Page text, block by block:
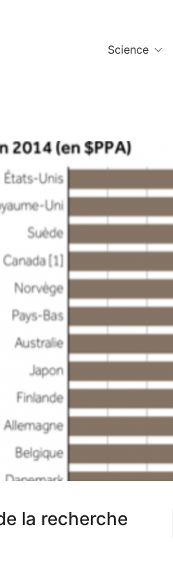
Science
la recherche